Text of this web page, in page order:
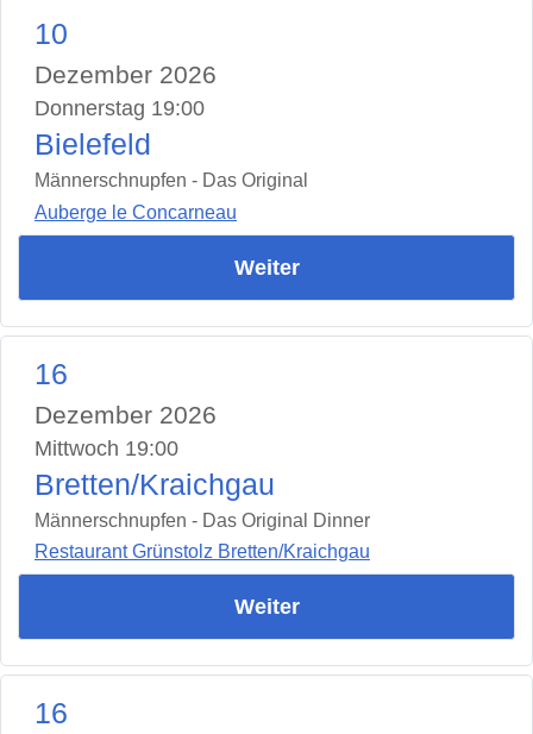
10
Dezember 2026
Donnerstag 19:00
Bielefeld
Männerschnupfen - Das Original
Auberge le Concarneau
Weiter
16
Dezember 2026
Mittwoch 19:00
Bretten/Kraichgau
Männerschnupfen - Das Original Dinner
Restaurant Grünstolz Bretten/Kraichgau
Weiter
16